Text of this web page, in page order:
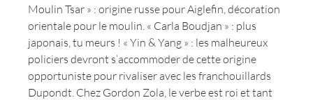
Moulin Tsar » : origine russe pour Aiglefin, décoration
orientale pour le moulin. « Carla Boudjan » : plus
japonais, tu meurs ! « Yin & Yang » : les malheureux
policiers devront s’accommoder de cette origine
opportuniste pour rivaliser avec les franchouillards
Dupondt. Chez Gordon Zola, le verbe est roi et tant